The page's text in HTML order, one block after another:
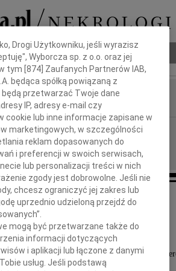
Poradnik pogrzebowy
Szanownej Pani
wyrazy najgłębszego współczucia z powodu
Drogi Użytkowniku, jeśli wyrazisz
Wyborcza sp. z o.o. oraz jej
tym [874 ] Zaufanych Partnerów IAB,
będąca spółką powiązaną z
będą przetwarzać Twoje dane
IP, adresy e-mail czy
cookie lub inne informacje zapisane w
marketingowych, w szczególności
reklam dopasowanych do
i preferencji w swoich serwisach,
lub personalizacji treści w nich
zgody jest dobrowolne. Jeśli nie
chcesz ograniczyć jej zakres lub
uprzednio udzieloną przejdź do
mogą być przetwarzane także do
informacji dotyczących
i aplikacji lub łączone z danymi
usług. Jeśli podstawą